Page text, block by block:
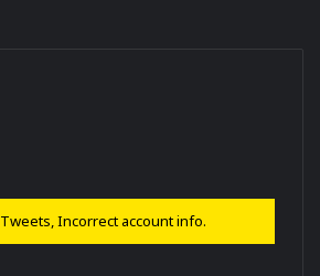
Incorrect account info.